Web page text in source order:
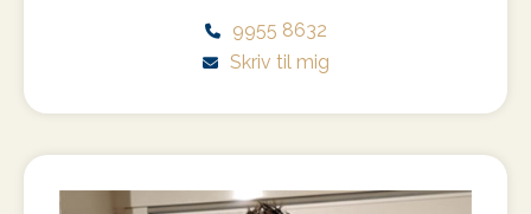
9955 8632
Skriv til mig